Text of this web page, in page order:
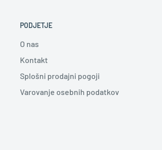
PODJETJE
O nas
Kontakt
Splošni prodajni pogoji
Varovanje osebnih podatkov